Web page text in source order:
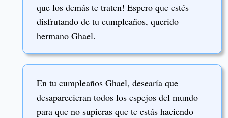
que los demás te traten! Espero que estés
disfrutando de tu cumpleaños, querido
hermano Ghael.
En tu cumpleaños Ghael, desearía que
desaparecieran todos los espejos del mundo
para que no supieras que te estás haciendo